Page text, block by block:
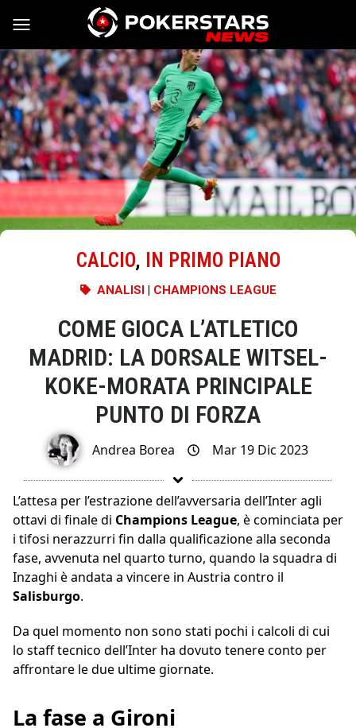
Vai al contenuto
CALCIO, IN PRIMO PIANO
ANALISI| CHAMPIONS LEAGUE
COME GIOCA L’ATLETICO
MADRID: LA DORSALE WITSEL-
KOKE-MORATA PRINCIPALE
PUNTO DI FORZA
Andrea Borea Mar 19 Dic 2023
L’attesa per l’estrazione dell’avversaria dell’Inter agli
ottavi di finale di Champions League, è cominciata per
i tifosi nerazzurri fin dalla qualificazione alla seconda
fase, avvenuta nel quarto turno, quando la squadra di
Inzaghi è andata a vincere in Austria contro il
Salisburgo.
Da quel momento non sono stati pochi i calcoli di cui
lo staff tecnico dell’Inter ha dovuto tenere conto per
affrontare le due ultime giornate.
La fase a Gironi